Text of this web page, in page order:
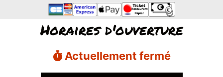
Horaires d'ouverture
Actuellement fermé